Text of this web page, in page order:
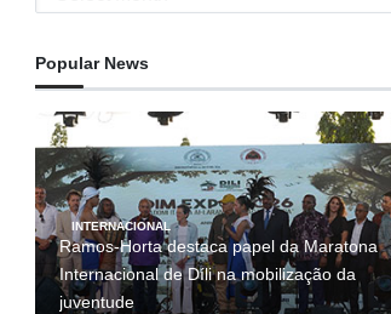
Popular News
INTERNACIONAL
Ramos-Horta destaca papel da Maratona
Internacional de Díli na mobilização da
juventude